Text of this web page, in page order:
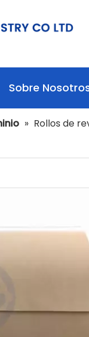
Sobre
» Rollos de